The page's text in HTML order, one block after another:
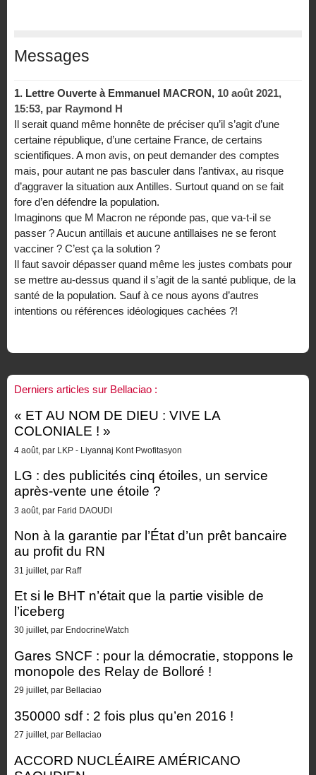
Messages
1. Lettre Ouverte à Emmanuel MACRON, 10 août 2021,
15:53, par Raymond H
Il serait quand même honnête de préciser qu’il s’agit d’une
certaine république, d’une certaine France, de certains
scientifiques. A mon avis, on peut demander des comptes
mais, pour autant ne pas basculer dans l’antivax, au risque
d’aggraver la situation aux Antilles. Surtout quand on se fait
fore d’en défendre la population.
Imaginons que M Macron ne réponde pas, que va-t-il se
passer ? Aucun antillais et aucune antillaises ne se feront
vacciner ? C’est ça la solution ?
Il faut savoir dépasser quand même les justes combats pour
se mettre au-dessus quand il s’agit de la santé publique, de la
santé de la population. Sauf à ce nous ayons d’autres
intentions ou références idéologiques cachées ?!
Derniers articles sur Bellaciao :
« ET AU NOM DE DIEU : VIVE LA
COLONIALE ! »
4 août, par LKP - Liyannaj Kont Pwofitasyon
LG : des publicités cinq étoiles, un service
après-vente une étoile ?
3 août, par Farid DAOUDI
Non à la garantie par l’État d’un prêt bancaire
au profit du RN
31 juillet, par Raff
Et si le BHT n’était que la partie visible de
l’iceberg
30 juillet, par EndocrineWatch
Gares SNCF : pour la démocratie, stoppons le
monopole des Relay de Bolloré !
29 juillet, par Bellaciao
350000 sdf : 2 fois plus qu’en 2016 !
27 juillet, par Bellaciao
ACCORD NUCLÉAIRE AMÉRICANO